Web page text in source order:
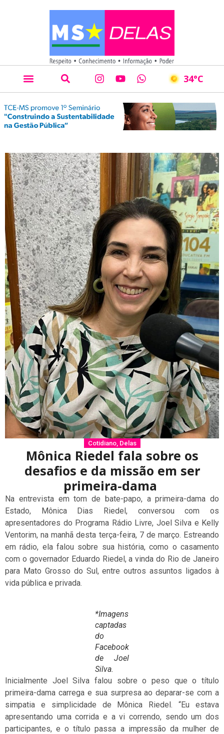
34°C
Cotidiano, Delas
Mônica Riedel fala sobre os
desafios e da missão em ser
primeira-dama
Na entrevista em tom de bate-papo, a primeira-dama do
Estado, Mônica Dias Riedel, conversou com os
apresentadores do Programa Rádio Livre, Joel Silva e Kelly
Ventorim, na manhã desta terça-feira, 7 de março. Estreando
em rádio, ela falou sobre sua história, como o casamento
com o governador Eduardo Riedel, a vinda do Rio de Janeiro
para Mato Grosso do Sul, entre outros assuntos ligados à
vida pública e privada.
*Imagens
captadas
do
Facebook
de Joel
Silva.
Inicialmente Joel Silva falou sobre o peso que o título
primeira-dama carrega e sua surpresa ao deparar-se com a
simpatia e simplicidade de Mônica Riedel. “Eu estava
apresentando uma corrida e a vi correndo, sendo um dos
participantes, e o título passa a impressão da mulher de